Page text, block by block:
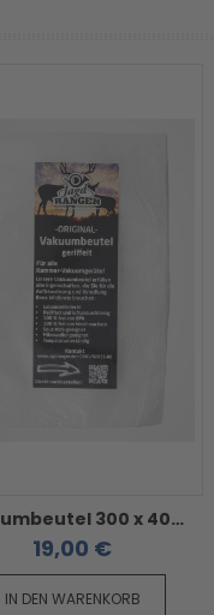
Vakuumbeutel 300 x 400 mm - geriffelt / goffriert / strukturiert 50 Stück
19,00 €
IN DEN WARENKORB